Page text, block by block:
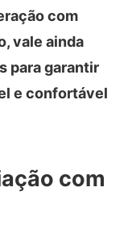
com
vale ainda
para garantir
e confortável
com